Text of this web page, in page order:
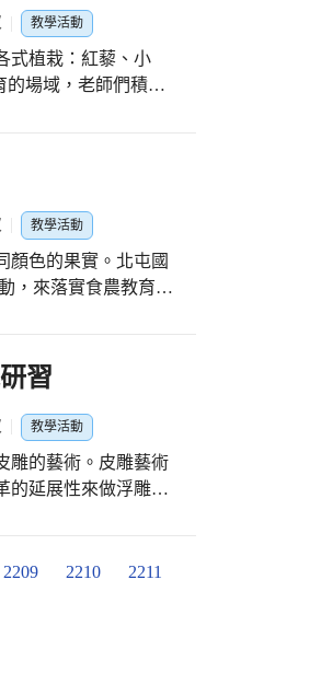
示:仁愛木球隊隊員
力推展中蓬勃發
滿朝氣與希望。感
教學活動
式植栽：紅藜、小
場域，老師們積極
教學活動
顏色的果實。北屯國
，來落實食農教育。
習
教學活動
雕的藝術。皮雕藝術
的延展性來做浮雕式
2209 2210 2211